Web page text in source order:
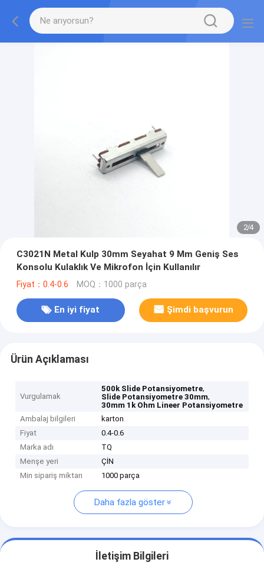
2/4
C3021N Metal Kulp 30mm Seyahat 9 Mm Geniş Ses
Konsolu Kulaklık Ve Mikrofon İçin Kullanılır
Fiyat：0.4-0.6 MOQ：1000 parça
En iyi fiyat Şimdi başvurun
Ürün Açıklaması
Vurgulamak
500k Slide Potansiyometre,
Slide Potansiyometre 30mm,
30mm 1k Ohm Lineer Potansiyometre
Ambalaj bilgileri
karton
Fiyat
0.4-0.6
Marka adı
TQ
Menşe yeri
ÇİN
Min sipariş miktarı
1000 parça
Daha fazla göster
İletişim Bilgileri